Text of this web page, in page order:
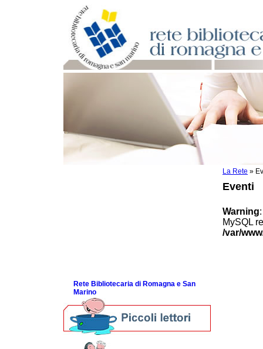
La Rete »
Eventi
Warning
MySQL
/var/
Rete Bibliotecaria di Romagna e San
Marino